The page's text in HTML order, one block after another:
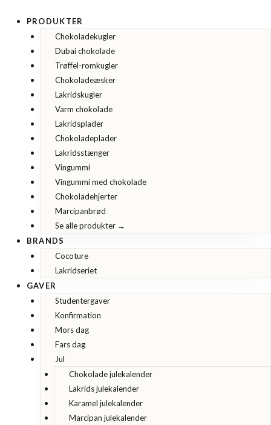
indholdet
PRODUKTER
Chokoladekugler
Dubai chokolade
Trøffel-romkugler
Chokoladeæsker
Lakridskugler
Varm chokolade
Lakridsplader
Chokoladeplader
Lakridsstænger
Vingummi
Vingummi med chokolade
Chokoladehjerter
Marcipanbrød
Se alle produkter →
BRANDS
Cocoture
Lakridseriet
GAVER
Studentergaver
Konfirmation
Mors dag
Fars dag
Jul
Chokolade julekalender
Lakrids julekalender
Karamel julekalender
Marcipan julekalender